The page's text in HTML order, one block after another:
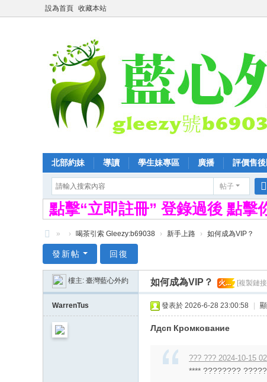
設為首頁 收藏本站
北部約妹 導讀 學生妹專區 廣播 評價售
帖子
索
點擊“立即註冊” 登錄過後 點
臺
» › 喝茶引索 Gleezy:b69038 › 新手上路 › 如何成為VIP？
發新帖 回復
樓主: 臺灣藍心外約 如何成為VIP？ 火... [複製鏈
WarrenTus 發表於 2026-6-28 23:00:58
Лдсп Кромкование
??? ??? 2024-10-15
**** ????????